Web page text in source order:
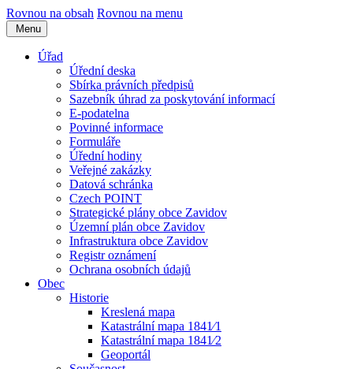
Rovnou na obsah Rovnou na menu
Menu
Úřad
Úřední deska
Sbírka právních předpisů
Sazebník úhrad za poskytování informací
E-podatelna
Povinné informace
Formuláře
Úřední hodiny
Veřejné zakázky
Datová schránka
Czech POINT
Strategické plány obce Zavidov
Územní plán obce Zavidov
Infrastruktura obce Zavidov
Registr oznámení
Ochrana osobních údajů
Obec
Historie
Kreslená mapa
Katastrální mapa 1841⁄1
Katastrální mapa 1841⁄2
Geoportál